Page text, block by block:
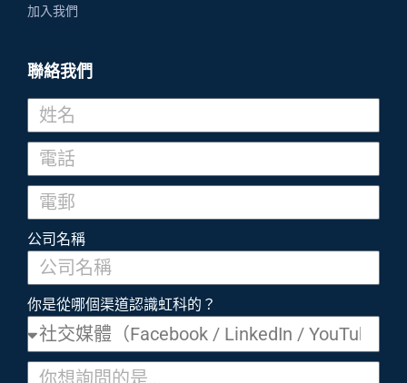
加入我們
聯絡我們
公司名稱
你是從哪個渠道認識虹科的？